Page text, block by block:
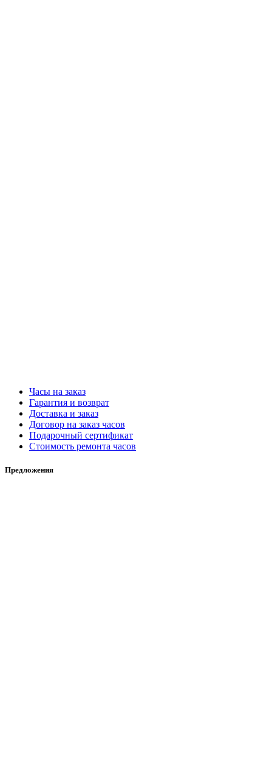
Часы на заказ
Гарантия и возврат
Доставка и заказ
Договор на заказ часов
Подарочный сертификат
Стоимость ремонта часов
Предложения